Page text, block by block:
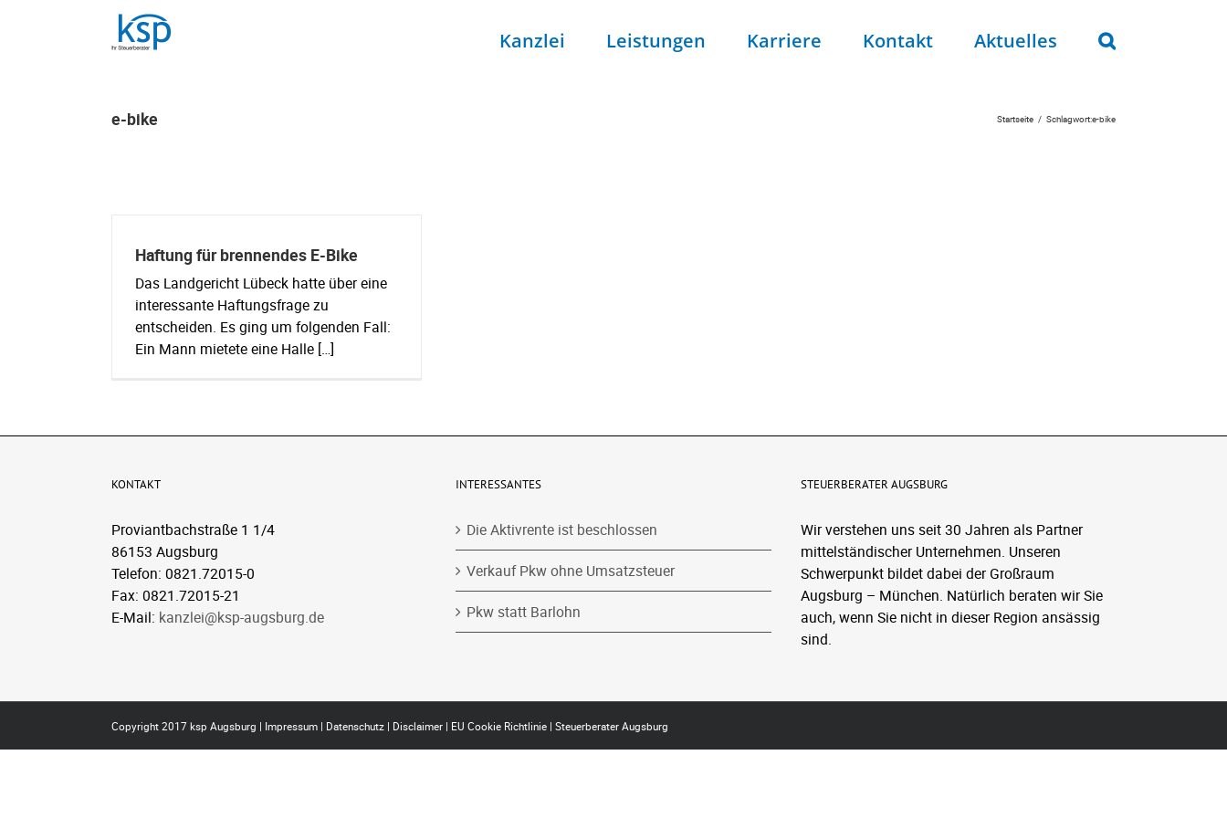
Kanzlei Leistungen Karriere Kontakt Aktuelles
e-bike Startseite Schlagwort:e-bike
Haftung für brennendes E-Bike
Das Landgericht Lübeck hatte über eine
interessante Haftungsfrage zu
entscheiden. Es ging um folgenden Fall:
Ein Mann mietete eine Halle […]
KONTAKT
Proviantbachstraße 1 1/4
86153 Augsburg
Telefon: 0821.72015-0
Fax: 0821.72015-21
E-Mail: kanzlei@ksp-augsburg.de
INTERESSANTES
Die Aktivrente ist beschlossen
Verkauf Pkw ohne Umsatzsteuer
Pkw statt Barlohn
STEUERBERATER AUGSBURG
Wir verstehen uns seit 30 Jahren als Partner
mittelständischer Unternehmen. Unseren
Schwerpunkt bildet dabei der Großraum
Augsburg – München. Natürlich beraten wir Sie
auch, wenn Sie nicht in dieser Region ansässig
sind.
Copyright 2017 ksp Augsburg | Impressum | Datenschutz | Disclaimer | EU Cookie Richtlinie | Steuerberater Augsburg